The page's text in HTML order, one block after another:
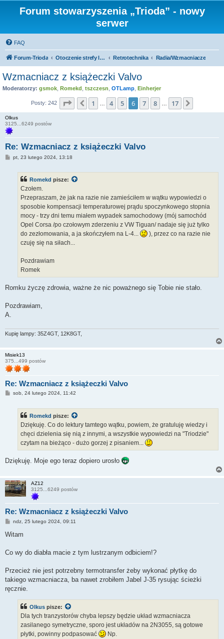
Forum stowarzyszenia „Trioda” - nowy
serwer
FAQ
Forum-Trioda Otoczenie strefy lampowej Retrotechnika Radia/Wzmacniacze
Wzmacniacz z książeczki Valvo
Moderatorzy: gsmok Romekd tszczesn OTLamp Einherjer
Posty: 242 Strona 17
Poprzednia
1 4 5 6 7 8 17
Olkus
3125...6249 postów
Re: Wzmacniacz z książeczki Valvo
Ppt, 23 lutego 2024, 13:18
Romekd pisze:
Czołem.
Przepraszam, że jak na razie nie zamieściłem w wątku wypowiedzi o
sposobie kompensacji temperaturowej prądu spoczynkowego stopnia
mocy - trzy dni temu miałem wypadek samochodowy (mój samochód
Opel Corsa /po czołowym zderzeniu z VW Tiguan/ nadaje się już tylko
do zezłomowania, a ja skończyłem na L-4...
), przez co na razie nie
czuję się na siłach...
Pozdrawiam
Romek
Romku życzę zdrowia, ważne że nic poważnego się Tobie nie stało.
Pozdrawiam,
A.
Kupię lampy: 35Z4GT, 12K8GT,
Misiek13
375...499 postów
Re: Wzmacniacz z książeczki Valvo
Psob, 24 lutego 2024, 11:42
Romekd pisze:
Dziękuję. Co do lektury tamtego wątku, powiem, że gratuluję wiedzy i
chęci dzielenia się nią z innymi, a wszystkie wypowiedzi na "Triodzie"
czytam na bieżąco - dużo gorzej z pisaniem...
Dziękuję. Moje ego teraz dopiero urosło
AZ12
3125...6249 postów
Re: Wzmacniacz z książeczki Valvo
P
s
ndz, 25 lutego 2024, 09:11
Witam
Co wy do diabła macie z tym lustrzanym odbiciem!?
Przecież nie jest potrzebny termotransfer żeby wykonać płytkę do
takiego wzmacniacza, ba nawet zrobiłem Jabel J-35 rysując ścieżki
ręcznie.
Olkus pisze:
Dla tych tranzystorów chyba lepszy będzie układ wzmacniacza
zasilanego symetryczne, sporo jest układów na 2N3055, są gotowe
płytki, powinny podpasować
Np.